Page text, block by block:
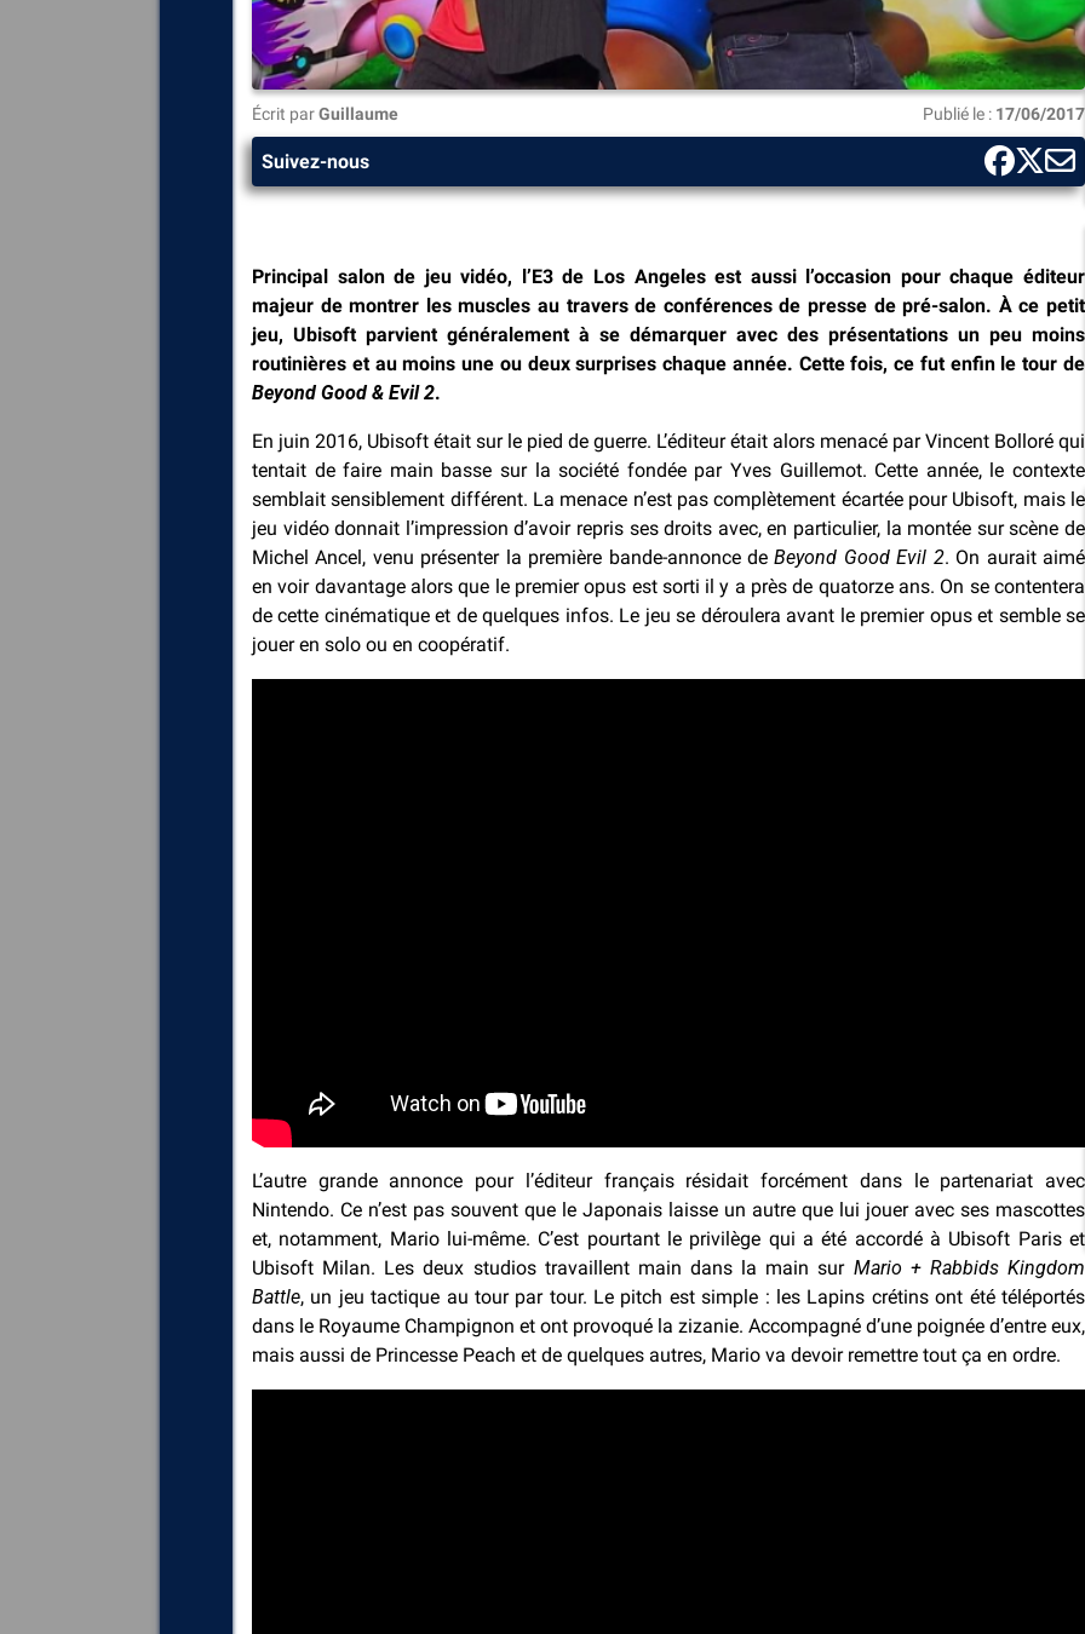
Écrit parGuillaume Publié le : 17/06/2017
Suivez-nous
Principal salon de jeu vidéo, l’E3 de Los Angeles est aussi l’occasion pour chaque éditeur
majeur de montrer les muscles au travers de conférences de presse de pré-salon. À ce petit
jeu, Ubisoft parvient généralement à se démarquer avec des présentations un peu moins
routinières et au moins une ou deux surprises chaque année. Cette fois, ce fut enfin le tour de
Beyond Good & Evil 2.
En juin 2016, Ubisoft était sur le pied de guerre. L’éditeur était alors menacé par Vincent Bolloré qui
tentait de faire main basse sur la société fondée par Yves Guillemot. Cette année, le contexte
semblait sensiblement différent. La menace n’est pas complètement écartée pour Ubisoft, mais le
jeu vidéo donnait l’impression d’avoir repris ses droits avec, en particulier, la montée sur scène de
Michel Ancel, venu présenter la première bande-annonce deBeyond Good Evil 2. On aurait aimé
en voir davantage alors que le premier opus est sorti il y a près de quatorze ans. On se contentera
de cette cinématique et de quelques infos. Le jeu se déroulera avant le premier opus et semble se
jouer en solo ou en coopératif.
L’autre grande annonce pour l’éditeur français résidait forcément dans le partenariat avec
Nintendo. Ce n’est pas souvent que le Japonais laisse un autre que lui jouer avec ses mascottes
et, notamment, Mario lui-même. C’est pourtant le privilège qui a été accordé à Ubisoft Paris et
Ubisoft Milan. Les deux studios travaillent main dans la main sur Mario + Rabbids Kingdom
Battle, un jeu tactique au tour par tour. Le pitch est simple : les Lapins crétins ont été téléportés
dans le Royaume Champignon et ont provoqué la zizanie. Accompagné d’une poignée d’entre eux,
mais aussi de Princesse Peach et de quelques autres, Mario va devoir remettre tout ça en ordre.